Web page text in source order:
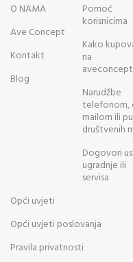
O NAMA
Ave Concept
Kontakt
Blog
Pomoć
korisnicima
Kako
na
Narudžbe
telefonom,
mailom ili
društvenih
Dogovori
ugradnje ili
servisa
Opći uvjeti
Opći uvjeti poslovanja
Pravila privatnosti